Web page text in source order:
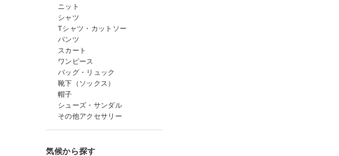
ニット
シャツ
Tシャツ・カットソー
パンツ
スカート
ワンピース
バッグ・リュック
靴下（ソックス）
帽子
シューズ・サンダル
その他アクセサリー
気候から探す